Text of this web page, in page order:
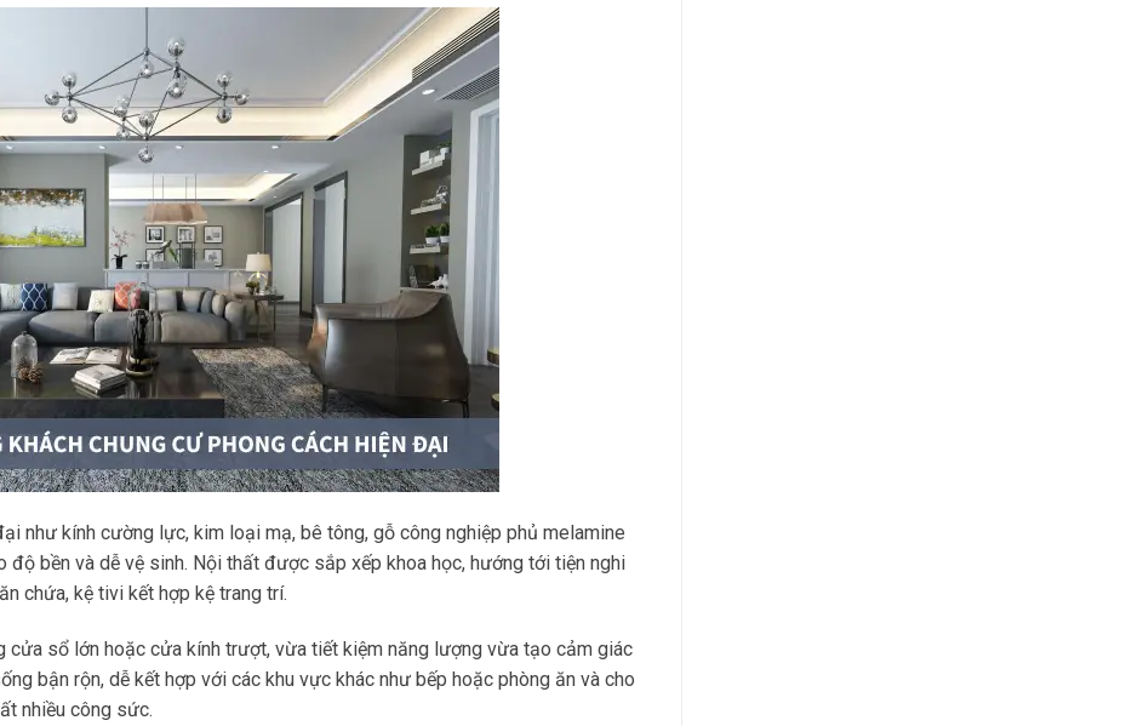
như kính cường lực, kim loại mạ, bê tông, gỗ công nghiệp phủ melamine
bền và dễ vệ sinh. Nội thất được sắp xếp khoa học, hướng tới tiện nghi
chứa, kệ tivi kết hợp kệ trang trí.
sổ lớn hoặc cửa kính trượt, vừa tiết kiệm năng lượng vừa tạo cảm giác
bận rộn, dễ kết hợp với các khu vực khác như bếp hoặc phòng ăn và cho
nhiều công sức.